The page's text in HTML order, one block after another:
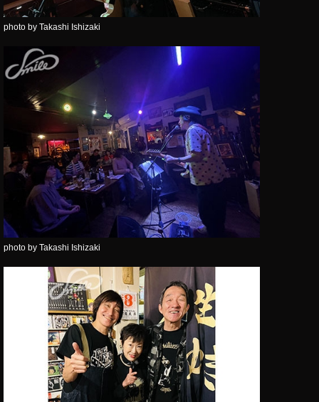
photo by Takashi Ishizaki
photo by Takashi Ishizaki